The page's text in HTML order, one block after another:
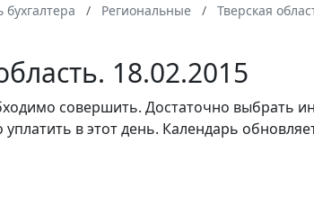
Региональные Тверская
18.02.2015
совершить. Достаточно выбрать
в этот день. Календарь